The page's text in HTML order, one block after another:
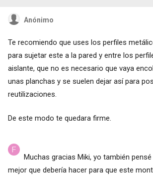
Anónimo
Te recomiendo que uses los perfiles
para sujetar este a la pared y entre los
aislante, que no es necesario que vaya
unas planchas y se suelen dejar así para
reutilizaciones.
De este modo te quedara firme.
Muchas gracias Miki, yo también
mejor que debería hacer para que este